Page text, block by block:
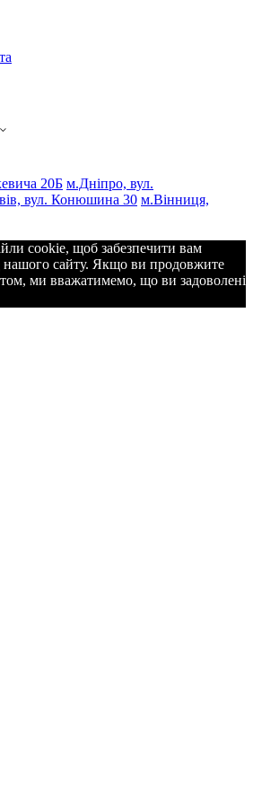
20Б м.Дніпро, вул.
вул. Конюшина 30 м.Вінниця,
cookie, щоб забезпечити вам
нашого сайту. Якщо ви продовжите
ми вважатимемо, що ви задоволені